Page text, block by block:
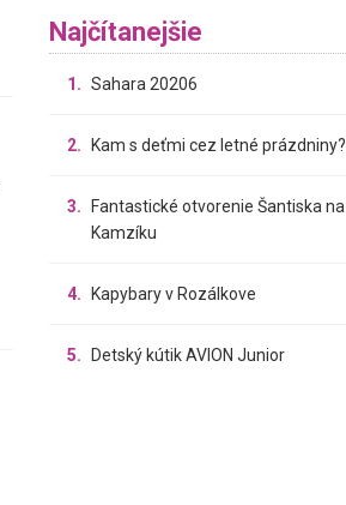
Najčítanejšie
1. Sahara 20206
2. Kam s deťmi cez letné prázdniny?
3.
Fantastické otvorenie Šantiska na
Kamzíku
4. Kapybary v Rozálkove
5. Detský kútik AVION Junior